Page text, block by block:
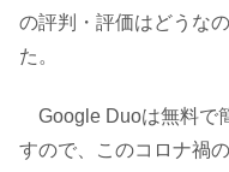
の評判・評価はどうな
た。
Google Duoは無料で
すので、このコロナ禍